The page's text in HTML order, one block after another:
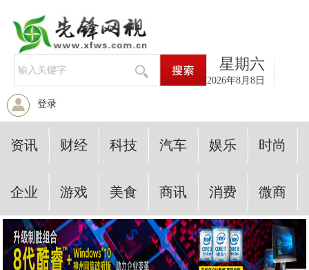
星期六
2026年8月8日
登录
资讯 财经 科技 汽车 娱乐 时尚
企业 游戏 美食 商讯 消费 微商